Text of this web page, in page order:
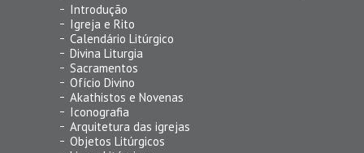
Introdução
Igreja e Rito
Calendário Litúrgico
Divina Liturgia
Sacramentos
Ofício Divino
Akathistos e Novenas
Iconografia
Arquitetura das igrejas
Objetos Litúrgicos